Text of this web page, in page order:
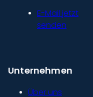
E-Mail jetzt
senden
Unternehmen
Über uns